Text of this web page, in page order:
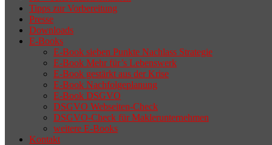
Tipps zur Vorbereitung
Presse
Downloads
E-Books
E-Book sieben Punkte Nachlass Strategie
E-Book Mehr für’s Lebenswerk
E-Book gestärkt aus der Krise
E-Book Nachfolgeplanung
E-Book DSGVO
DSGVO Webseiten-Check
DSGVO-Check für Maklerunternehmen
weitere E-Books
Kontakt